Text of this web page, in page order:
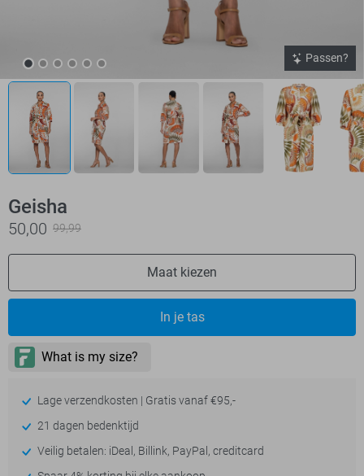
Passen?
Geisha
50,00 99,99
Maat kiezen
In je tas
Lage verzendkosten | Gratis vanaf €95,-
21 dagen bedenktijd
Veilig betalen: iDeal, Billink, PayPal, creditcard